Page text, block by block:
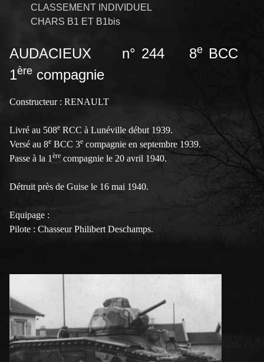
CLASSEMENT INDIVIDUEL
CHARS B1 ET B1bis
AUDACIEUX n° 244 8eBCC
1ère compagnie
Constructeur : RENAULT
Livré au 508e RCC à Lunéville début 1939.
Versé au 8e BCC 3e compagnie en septembre 1939.
Passe à la 1 ère compagnie le 20 avril 1940.
Détruit près de Guise le 16 mai 1940.
Equipage :
Pilote : Chasseur Philibert Deschamps.